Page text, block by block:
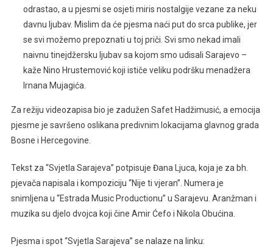
odrastao, a u pjesmi se osjeti miris nostalgije vezane za neku
davnu ljubav. Mislim da će pjesma naći put do srca publike, jer
se svi možemo prepoznati u toj priči. Svi smo nekad imali
naivnu tinejdžersku ljubav sa kojom smo udisali Sarajevo –
kaže Nino Hrustemović koji ističe veliku podršku menadžera
Irnana Mujagića.
Za režiju videozapisa bio je zadužen Safet Hadžimusić, a emocija
pjesme je savršeno oslikana predivnim lokacijama glavnog grada
Bosne i Hercegovine.
Tekst za “Svjetla Sarajeva” potpisuje Đana Ljuca, koja je za bh.
pjevača napisala i kompoziciju “Nije ti vjeran”. Numera je
snimljena u “Estrada Music Productionu” u Sarajevu. Aranžman i
muzika su djelo dvojca koji čine Amir Ćefo i Nikola Obućina.
Pjesma i spot “Svjetla Sarajeva” se nalaze na linku: